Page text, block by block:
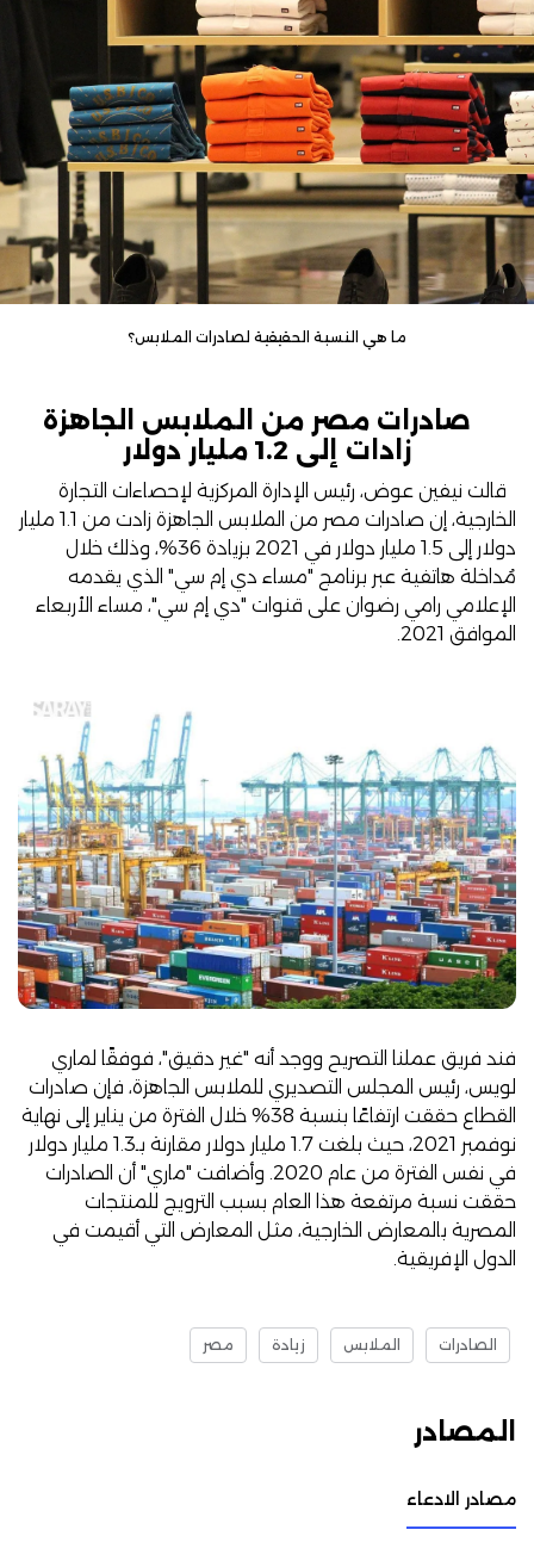
ما هي النسبة الحقيقية لصادرات الملابس؟
صادرات مصر من الملابس الجاهزة
زادات إلى 1.2 مليار دولار
قالت نيفين عوض، رئيس الإدارة المركزية لإحصاءات التجارة
الخارجية
، إن صادرات مصر من الملابس الجاهزة زادت من 1.1 مليار
دولار إلى 1.5 مليار دولار في 2021 بزيادة 36%، وذلك خلال
مُداخلة هاتفية عبر برنامج "مساء دي إم سي" الذي يقدمه
الإعلامي رامي رضوان على قنوات "دي إم سي"، مساء الأربعاء
الموافق 2021.
فند فريق عملنا التصريح ووجد أنه "غير دقيق"، فوفقًا لماري
لويس، رئيس المجلس التصديري للملابس الجاهزة، فإن صادرات
القطاع حققت ارتفاعًا بنسبة 38% خلال الفترة من يناير إلى نهاية
نوفمبر 2021، حيث بلغت 1.7 مليار دولار مقارنة بـ1.3 مليار دولار
في نفس الفترة من عام 2020. وأضافت "ماري" أن الصادرات
حققت نسبة مرتفعة هذا العام بسبب الترويج للمنتجات
المصرية بالمعارض الخارجية، مثل المعارض التي أقيمت في
الدول الإفريقية.
الصادرات الملابس زيادة مصر
المصادر
مصادر الادعاء